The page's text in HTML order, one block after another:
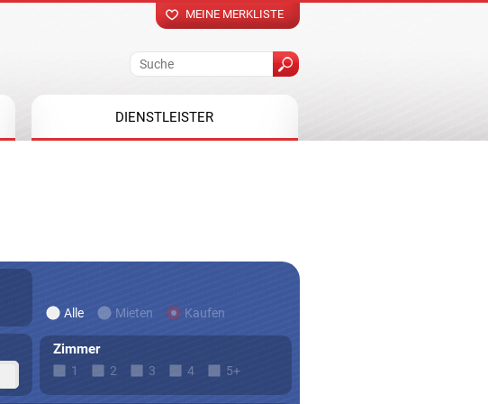
MEINE MERKLISTE
DIENSTLEISTER
Alle Mieten Kaufen
Zimmer
1 2 3 4 5+